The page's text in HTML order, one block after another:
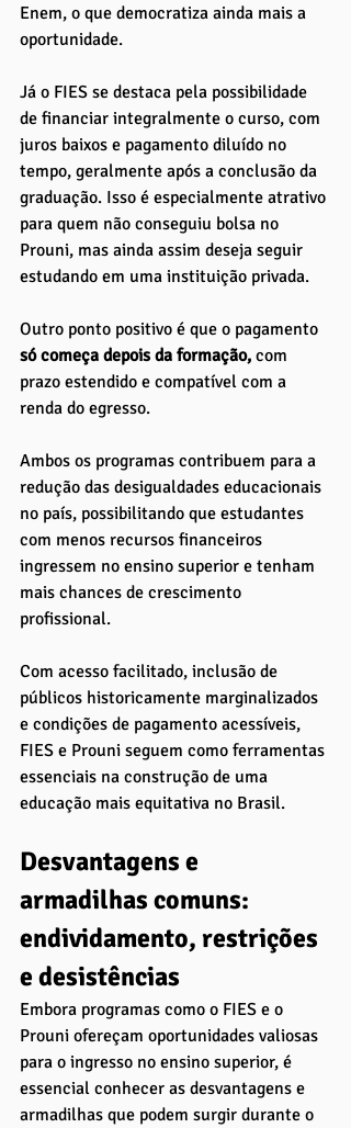
Enem, o que democratiza ainda mais a
oportunidade.
Já o FIES se destaca pela possibilidade
de financiar integralmente o curso, com
juros baixos e pagamento diluído no
tempo, geralmente após a conclusão da
graduação. Isso é especialmente atrativo
para quem não conseguiu bolsa no
Prouni, mas ainda assim deseja seguir
estudando em uma instituição privada.
Outro ponto positivo é que o pagamento
só começa depois da formação, com
prazo estendido e compatível com a
renda do egresso.
Ambos os programas contribuem para a
redução das desigualdades educacionais
no país, possibilitando que estudantes
com menos recursos financeiros
ingressem no ensino superior e tenham
mais chances de crescimento
profissional.
Com acesso facilitado, inclusão de
públicos historicamente marginalizados
e condições de pagamento acessíveis,
FIES e Prouni seguem como ferramentas
essenciais na construção de uma
educação mais equitativa no Brasil.
Desvantagens e
armadilhas comuns:
endividamento, restrições
e desistências
Embora programas como o FIES e o
Prouni ofereçam oportunidades valiosas
para o ingresso no ensino superior, é
essencial conhecer as desvantagens e
armadilhas que podem surgir durante o